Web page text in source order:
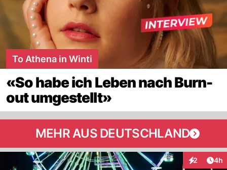
To Athena in Winti
«So habe ich Leben nach Burn-
out umgestellt»
MEHR AUS DEUTSCHLAND
2 4h